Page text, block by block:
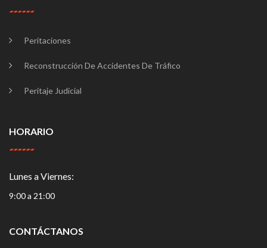
Peritaciones
Reconstrucción De Accidentes De Tráfico
Peritaje Judicial
HORARIO
Lunes a Viernes:
9:00 a 21:00
CONTÁCTANOS